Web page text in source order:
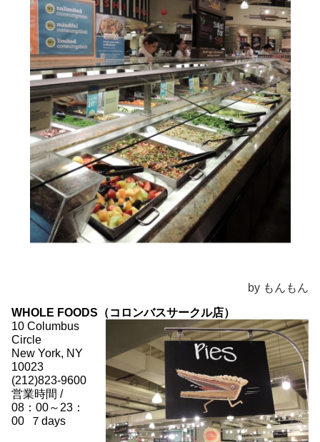
by もんもん
WHOLE FOODS（コロンバスサークル店）
10 Columbus
Circle
New York, NY
10023
(212)823-9600
営業時間 /
08：00～23：
00 ７days